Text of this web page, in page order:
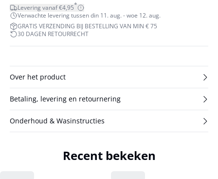
Levering vanaf €4,95*
Verwachte levering tussen din 11. aug. - woe 12. aug.
GRATIS VERZENDING BIJ BESTELLING VAN MIN € 75
30 DAGEN RETOURRECHT
Over het product
Betaling, levering en retournering
Onderhoud & Wasinstructies
Recent bekeken